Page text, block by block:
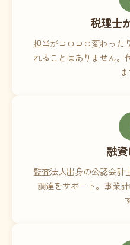
税理士
担当がコロコロ変わった
れることはありません。
融
監査法人出身の公認会計
調達をサポート。事業